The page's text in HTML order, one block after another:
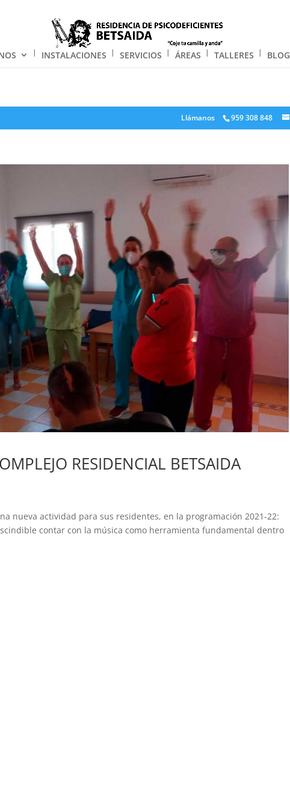
Llámanos 959 308 848
INSTALACIONES SERVICIOS ÁREAS TALLERES BLOG
RESIDENCIAL BETSAIDA
nueva actividad para sus residentes, en la programación 2021-22:
contar con la música como herramienta fundamental dentro